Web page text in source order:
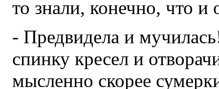
то знали, конечно, что и
- Предвидела и
спинку кресел и
мысленно скорее